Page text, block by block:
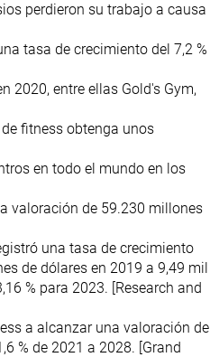
perdieron su trabajo a causa
tasa de crecimiento del 7,2 %
2020, entre ellas Gold's Gym,
fitness obtenga unos
en todo el mundo en los
valoración de 59.230 millones
una tasa de crecimiento
de dólares en 2019 a 9,49 mil
% para 2023. [Research and
a alcanzar una valoración de
% de 2021 a 2028. [Grand